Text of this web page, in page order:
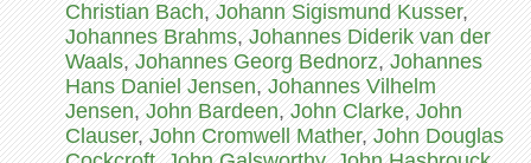
Christian Bach,Johann Sigismund Kusser,
Johannes Brahms,Johannes Diderik van der
Waals,Johannes Georg Bednorz,Johannes
Hans Daniel Jensen,Johannes Vilhelm
Jensen,John Bardeen,John Clarke,John
Clauser,John Cromwell Mather,John Douglas